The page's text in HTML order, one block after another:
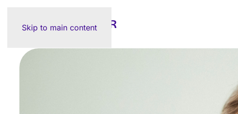
Skip to main content